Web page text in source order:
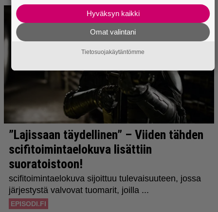
Hyväksyn kaikki
Omat valintani
Tietosuojakäytäntömme